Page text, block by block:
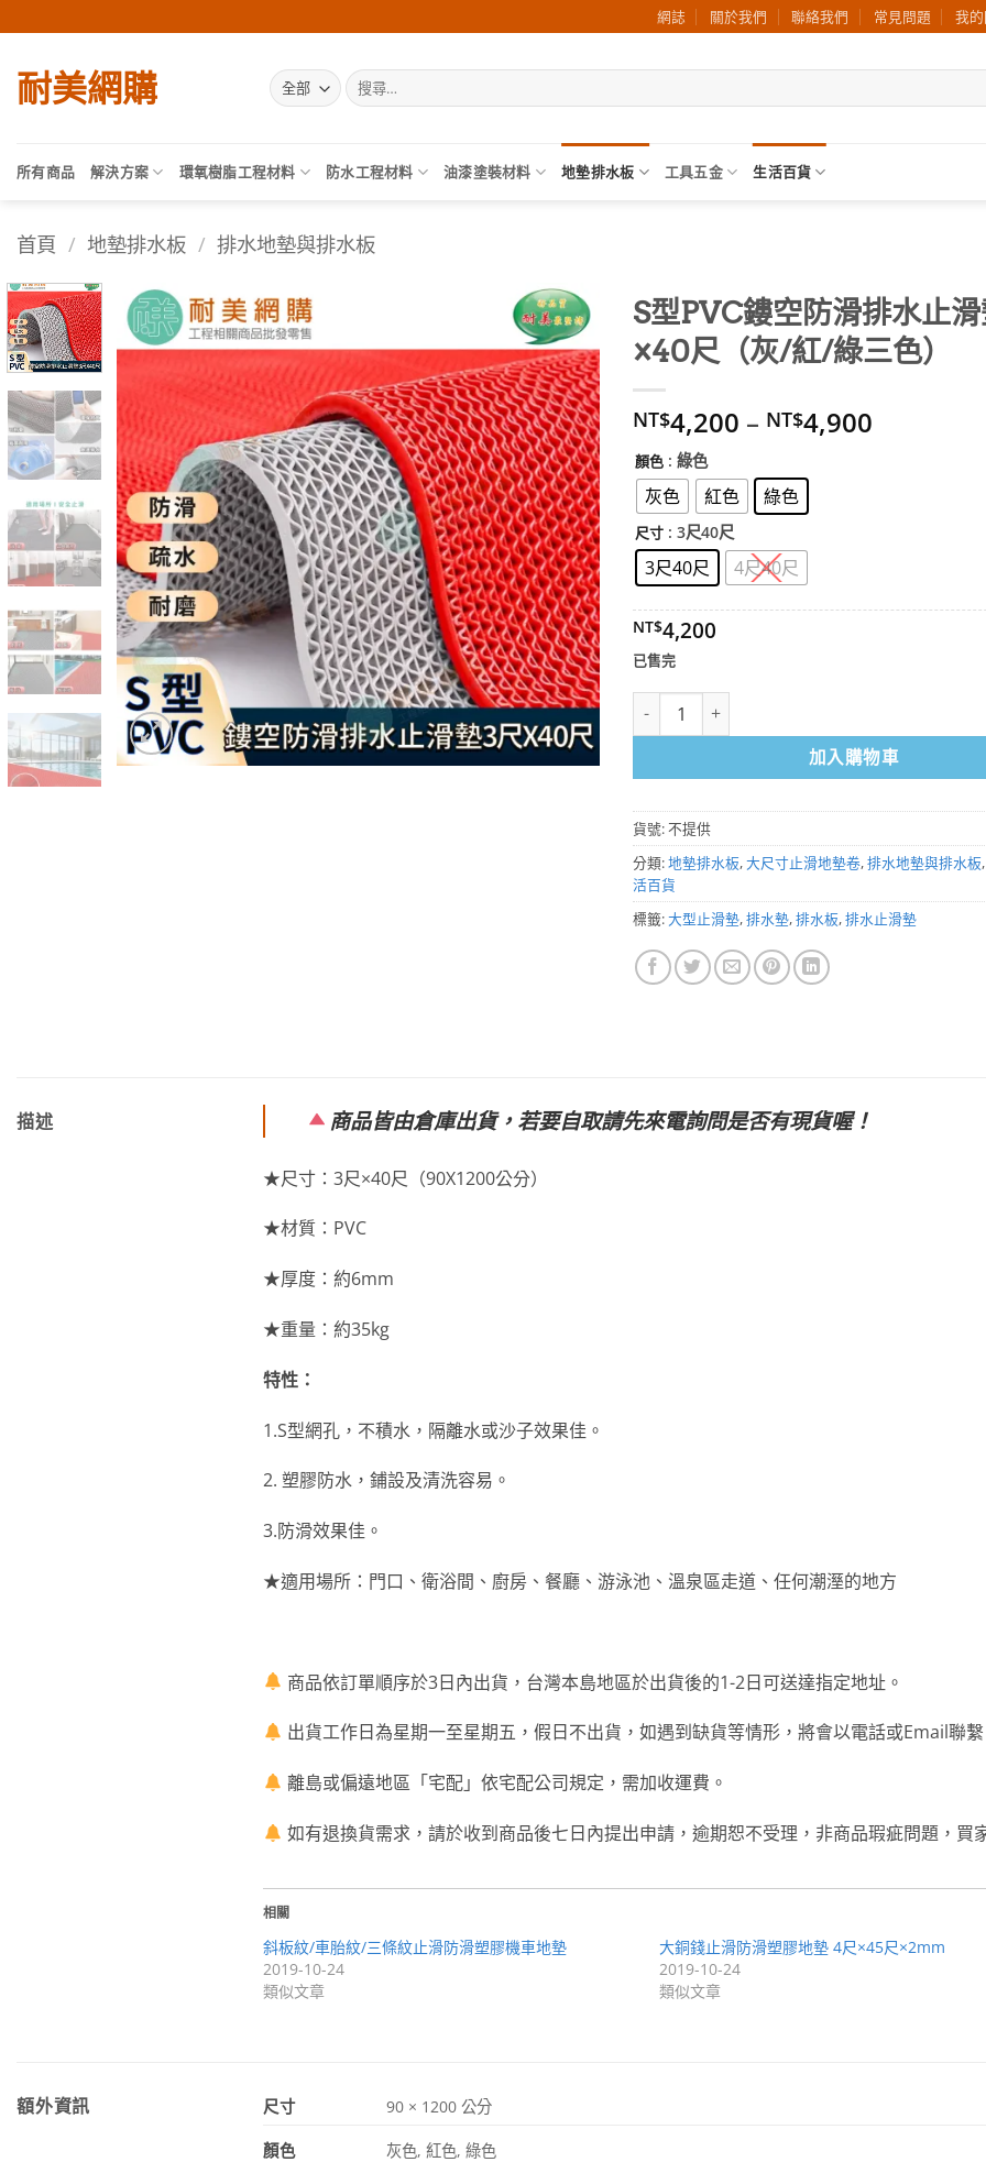
to
content
網誌 關於我們 聯絡我們 常見問題 我
耐美網購
搜
尋
字:
所有商品 解決方案 環氧樹脂工程材料 防水工程材料 油漆塗裝材料 地墊排水板 工具五金 生活百貨
首頁 / 地墊排水板 / 排水地墊與排水板
加入
願望
清單
S型PVC鏤空防滑排水止
×40尺（灰/紅/綠三色）
NT$4,200 – NT$4,900
顏色 : 綠色
灰色 紅色 綠色
尺寸 : 3尺40尺
3尺40尺 4尺40尺
NT$4,200
已售完
S型PVC鏤空防滑排水止滑墊 3尺×40尺（灰/紅/綠
加入購物車
貨號:不提供
分類:地墊排水板,大尺寸止滑地墊卷,排水地墊與排水板
活百貨
標籤:大型止滑墊,排水墊,排水板,排水止滑墊
描述 商品皆由倉庫出貨，若要自取請先來電詢問是否有現貨喔！
★尺寸：3尺×40尺（90X1200公分）
★材質：PVC
★厚度：約6mm
★重量：約35kg
特性：
1.S型網孔，不積水，隔離水或沙子效果佳。
2. 塑膠防水，鋪設及清洗容易。
3.防滑效果佳。
★適用場所：門口、衛浴間、廚房、餐廳、游泳池、溫泉區走道、任何潮溼的地方
商品依訂單順序於3日內出貨，台灣本島地區於出貨後的1-2日可送達指定地址。
出貨工作日為星期一至星期五，假日不出貨，如遇到缺貨等情形，將會以電話或Email聯
離島或偏遠地區「宅配」依宅配公司規定，需加收運費。
如有退換貨需求，請於收到商品後七日內提出申請，逾期恕不受理，非商品瑕疵問題，買
相關
斜板紋/車胎紋/三條紋止滑防滑塑膠機車地墊
2019-10-24
類似文章
大銅錢止滑防滑塑膠地墊 4尺×45尺×2mm
2019-10-24
類似文章
額外資訊 尺寸 90 × 1200 公分
顏色 灰色, 紅色, 綠色